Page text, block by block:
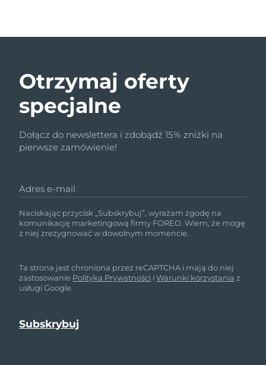
Otrzymaj oferty
specjalne
Dołącz do newslettera i zdobądź 15% zniżki na
pierwsze zamówienie!
Adres e-mail
Naciskając przycisk „Subskrybuj”, wyrażam zgodę na
komunikację marketingową firmy FOREO. Wiem, że mogę
z niej zrezygnować w dowolnym momencie.
Ta strona jest chroniona przez reCAPTCHA i mają do niej
zastosowanie Polityka Prywatności iWarunki korzystania z
usługi Google.